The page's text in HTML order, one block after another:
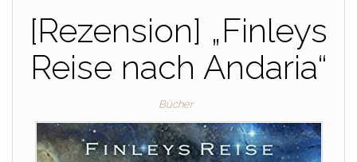
[Rezension] „Finleys
Reise nach Andaria“
Bücher